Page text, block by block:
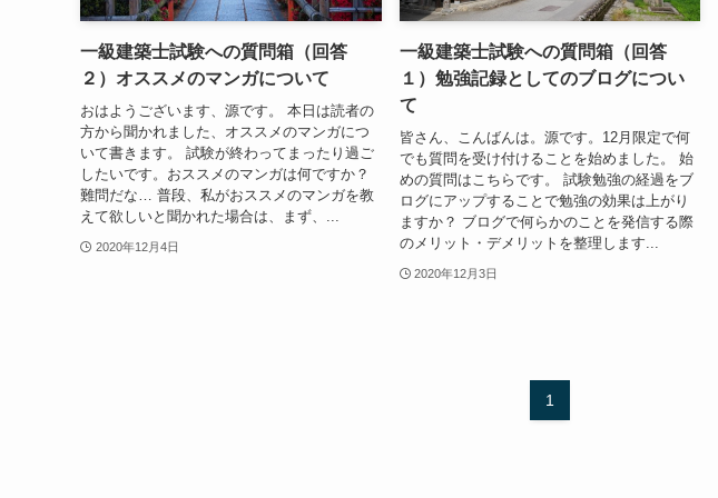
一級建築士試験への質問箱（回答
２）オススメのマンガについて
おはようございます、源です。 本日は読者の
方から聞かれました、オススメのマンガにつ
いて書きます。 試験が終わってまったり過ご
したいです。おススメのマンガは何ですか？
難問だな… 普段、私がおススメのマンガを教
えて欲しいと聞かれた場合は、まず、...
2020年12月4日
一級建築士試験への質問箱（回答
１）勉強記録としてのブログについ
て
皆さん、こんばんは。源です。12月限定で何
でも質問を受け付けることを始めました。 始
めの質問はこちらです。 試験勉強の経過をブ
ログにアップすることで勉強の効果は上がり
ますか？ ブログで何らかのことを発信する際
のメリット・デメリットを整理します...
2020年12月3日
1